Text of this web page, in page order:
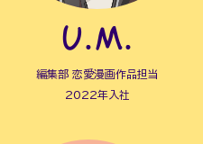
U.M.
編集部 恋愛漫画作品担当
2022年入社